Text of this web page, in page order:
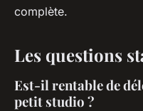
complète.
Les questions
Est-il rentable de
petit studio ?